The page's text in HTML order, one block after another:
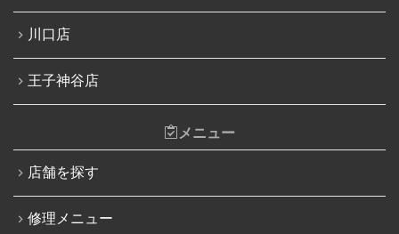
Nintendo Siwtch充電コネクタ修理
Nintendo Switchタッチパネル修理交換
Nintendo Switchゲームカードスロット修理
Nintendo Switch SDカードスロット修理
Nintendo Switch基板破損修理（軽度）
Nintendo Switch基板破損修理（重度）
iPhone 14
iPhone 14 Pro
iPhone 14 Pro Max
iPhone 15
iPhone 15 Pro
川口店
王子神谷店
メニュー
店舗を探す
修理メニュー